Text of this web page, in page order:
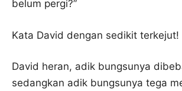
belum pergi?”
Kata David dengan sedikit terkejut!
David heran, adik bungsunya
sedangkan adik bungsunya tega